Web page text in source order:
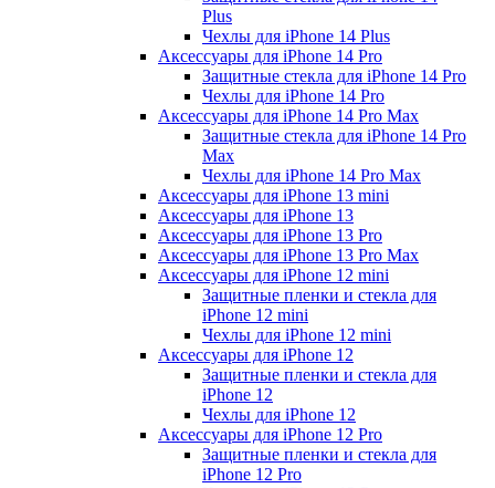
Plus
Чехлы для iPhone 14 Plus
Аксессуары для iPhone 14 Pro
Защитные стекла для iPhone 14 Pro
Чехлы для iPhone 14 Pro
Аксессуары для iPhone 14 Pro Max
Защитные стекла для iPhone 14 Pro
Max
Чехлы для iPhone 14 Pro Max
Аксессуары для iPhone 13 mini
Аксессуары для iPhone 13
Аксессуары для iPhone 13 Pro
Аксессуары для iPhone 13 Pro Max
Аксессуары для iPhone 12 mini
Защитные пленки и стекла для
iPhone 12 mini
Чехлы для iPhone 12 mini
Аксессуары для iPhone 12
Защитные пленки и стекла для
iPhone 12
Чехлы для iPhone 12
Аксессуары для iPhone 12 Pro
Защитные пленки и стекла для
iPhone 12 Pro